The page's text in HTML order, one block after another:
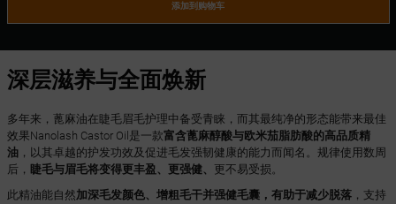
添加到购物车
深层滋养与全面焕新
多年来，蓖麻油在睫毛眉毛护理中备受青睐，而其最纯净的形态能带来最佳
效果Nanolash Castor Oil是一款富含蓖麻醇酸与欧米茄脂肪酸的高品质精
油，以其卓越的护发功效及促进毛发强韧健康的能力而闻名。规律使用数周
后， 睫毛与眉毛将变得更丰盈、更强健、 更不易受损。
此精油能自然加深毛发颜色、增粗毛干并强健毛囊，有助于减少脱落，支持